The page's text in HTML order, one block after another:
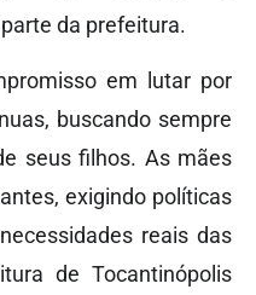
da prefeitura.
em lutar por
buscando sempre
seus filhos. As mães
exigindo políticas
reais das
de Tocantinópolis